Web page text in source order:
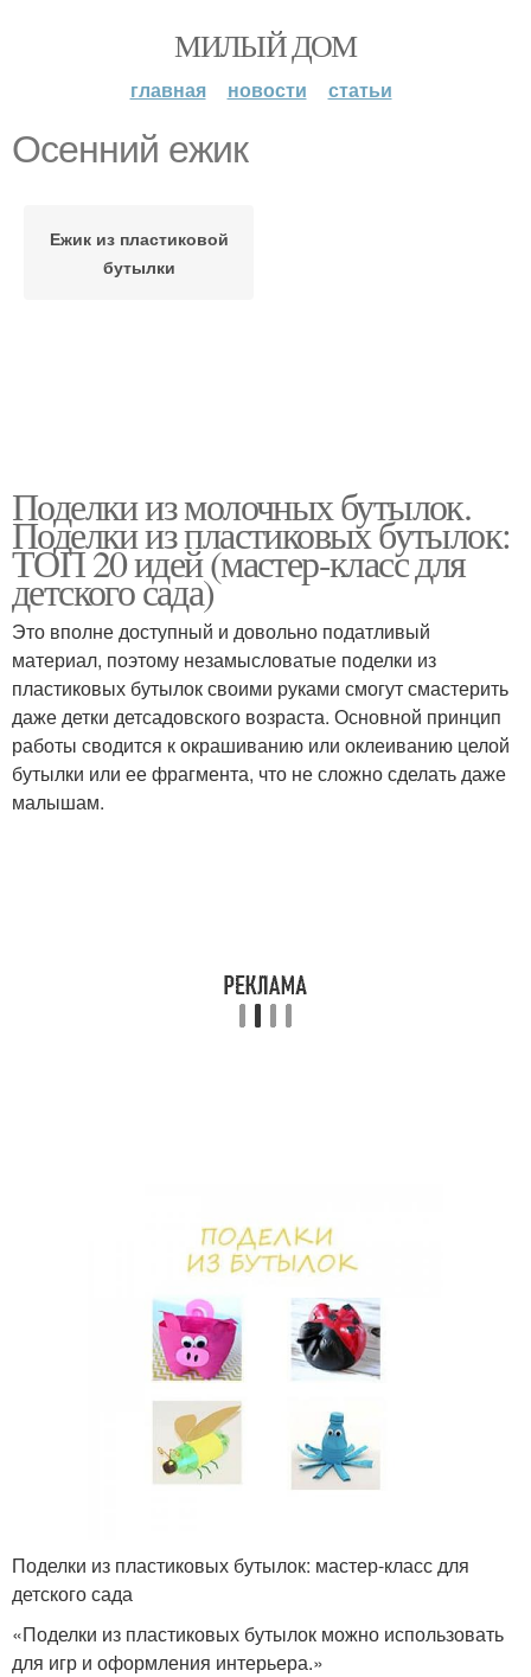
МИЛЫЙ ДОМ
главная новости статьи
Осенний ежик
Ежик из пластиковой
бутылки
Поделки из молочных бутылок.
Поделки из пластиковых бутылок:
ТОП 20 идей (мастер-класс для
детского сада)
Это вполне доступный и довольно податливый
материал, поэтому незамысловатые поделки из
пластиковых бутылок своими руками смогут смастерить
даже детки детсадовского возраста. Основной принцип
работы сводится к окрашиванию или оклеиванию целой
бутылки или ее фрагмента, что не сложно сделать даже
малышам.
Поделки из пластиковых бутылок: мастер-класс для
детского сада
«Поделки из пластиковых бутылок можно использовать
для игр и оформления интерьера.»